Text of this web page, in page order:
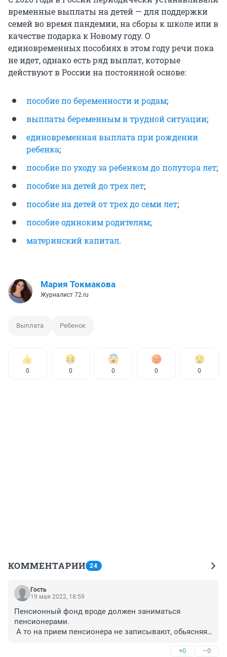
временные выплаты на детей — для поддержки
семей во время пандемии, на сборы к школе или в
качестве подарка к Новому году. О
единовременных пособиях в этом году речи пока
не идет, однако есть ряд выплат, которые
действуют в России на постоянной основе:
пособие по беременности и родам;
выплаты беременным в трудной ситуации;
единовременная выплата при рождении
ребенка;
пособие по уходу за ребенком до полутора лет;
пособие на детей до трех лет;
пособие на детей от трех до семи лет;
пособие одиноким родителям;
материнский капитал.
Мария Токмакова
Журналист 72.ru
Выплата Ребенок
0 0 0 0 0
КОММЕНТАРИИ 24
Гость
19 мая 2022, 18:59
Пенсионный фонд вроде должен заниматься
пенсионерами.
А то на прием пенсионера не записывают, обьясняя
+0 –0